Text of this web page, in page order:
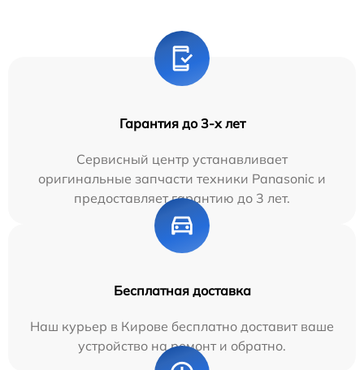
Гарантия до 3-х лет
Сервисный центр устанавливает
оригинальные запчасти техники Panasonic и
предоставляет гарантию до 3 лет.
Бесплатная доставка
Наш курьер в Кирове бесплатно доставит ваше
устройство на ремонт и обратно.